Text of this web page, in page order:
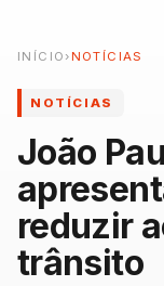
INÍCIO ›NOTÍCIAS
NOTÍCIAS
João
reduzir
trânsito